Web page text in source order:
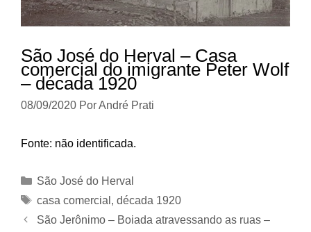
São José do Herval – Casa
comercial do imigrante Peter Wolf
– década 1920
08/09/2020 PorAndré Prati
Fonte: não identificada.
Categorias
São José do Herval
Tags
casa comercial , década 1920
São Jerônimo – Boiada atravessando as ruas –